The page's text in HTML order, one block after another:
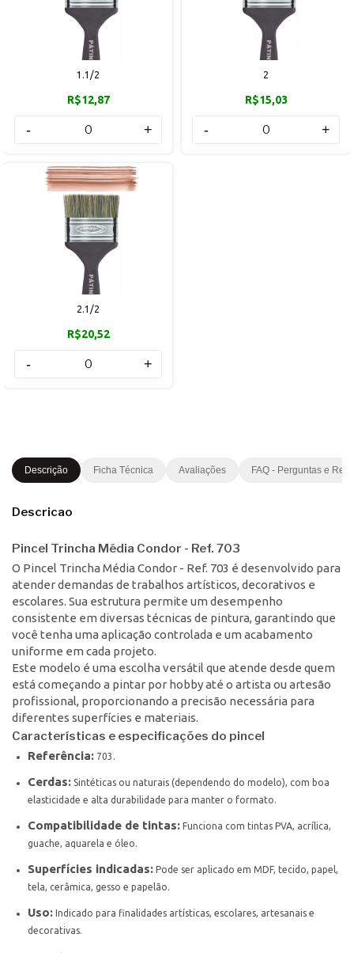
1.1/2
R$12,87
- +
2
R$15,03
- +
2.1/2
R$20,52
- +
Descrição Ficha Técnica Avaliações FAQ - Perguntas e
Descricao
Pincel Trincha Média Condor - Ref. 703
O Pincel Trincha Média Condor - Ref. 703 é desenvolvido para
atender demandas de trabalhos artísticos, decorativos e
escolares. Sua estrutura permite um desempenho
consistente em diversas técnicas de pintura, garantindo que
você tenha uma aplicação controlada e um acabamento
uniforme em cada projeto.
Este modelo é uma escolha versátil que atende desde quem
está começando a pintar por hobby até o artista ou artesão
profissional, proporcionando a precisão necessária para
diferentes superfícies e materiais.
Características e especificações do pincel
Referência: 703.
Cerdas: Sintéticas ou naturais (dependendo do modelo), com boa
elasticidade e alta durabilidade para manter o formato.
Compatibilidade de tintas: Funciona com tintas PVA, acrílica,
guache, aquarela e óleo.
Superfícies indicadas: Pode ser aplicado em MDF, tecido, papel,
tela, cerâmica, gesso e papelão.
Uso: Indicado para finalidades artísticas, escolares, artesanais e
decorativas.